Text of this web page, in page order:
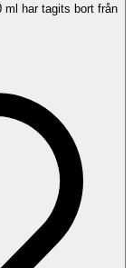
ml har tagits bort från